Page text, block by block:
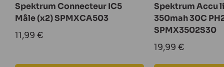
Spektrum Connecteur IC5
Mâle (x2) SPMXCA503
Prix
réduit
11,99 €
Spektrum Accu
350mah 30C
SPMX3502S30
Prix
réduit
19,99 €